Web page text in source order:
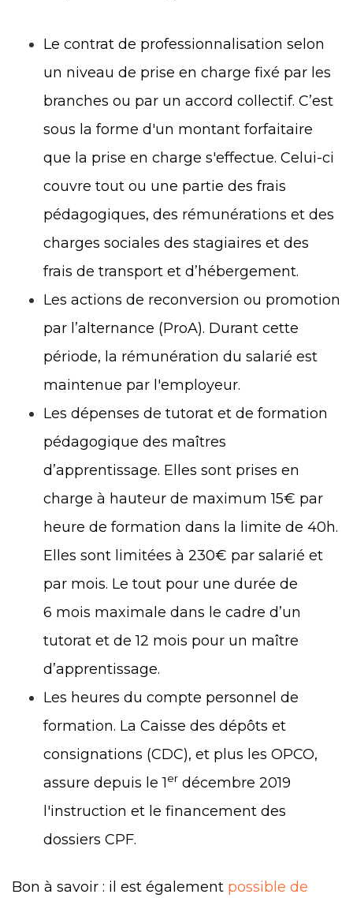
Le contrat de professionnalisation selon
un niveau de prise en charge fixé par les
branches ou par un accord collectif. C’est
sous la forme d'un montant forfaitaire
que la prise en charge s'effectue. Celui-ci
couvre tout ou une partie des frais
pédagogiques, des rémunérations et des
charges sociales des stagiaires et des
frais de transport et d’hébergement.
Les actions de reconversion ou promotion
par l’alternance (ProA). Durant cette
période, la rémunération du salarié est
maintenue par l'employeur.
Les dépenses de tutorat et de formation
pédagogique des maîtres
d’apprentissage. Elles sont prises en
charge à hauteur de maximum 15€ par
heure de formation dans la limite de 40h.
Elles sont limitées à 230€ par salarié et
par mois. Le tout pour une durée de
6 mois maximale dans le cadre d’un
tutorat et de 12 mois pour un maître
d’apprentissage.
Les heures du compte personnel de
formation. La Caisse des dépôts et
consignations (CDC), et plus les OPCO,
assure depuis le 1er décembre 2019
l'instruction et le financement des
dossiers CPF.
Bon à savoir : il est également possible de